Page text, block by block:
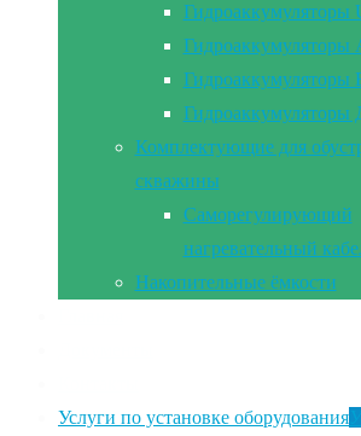
Гидроаккумуляторы
Гидроаккумуляторы
Гидроаккумуляторы
Гидроаккумуляторы
Комплектующие для
скважины
Саморегулирующий
нагревательный
Накопительные ёмкости
Услуги по установке оборудования